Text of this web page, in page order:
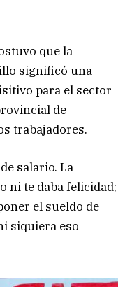
que la
significó una
para el sector
de
trabajadores.
salario. La
ni te daba felicidad;
el sueldo de
siquiera eso